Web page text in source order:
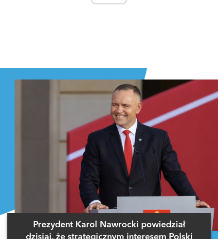
Prezydent Karol Nawrocki powiedział
dzisiaj, że strategicznym interesem Polski